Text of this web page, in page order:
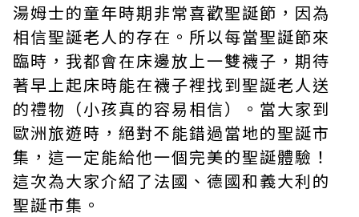
湯姆士的童年時期非常喜歡聖誕節，因為
相信聖誕老人的存在。所以每當聖誕節來
臨時，我都會在床邊放上一雙襪子，期待
著早上起床時能在襪子裡找到聖誕老人送
的禮物（小孩真的容易相信）。當大家到
歐洲旅遊時，絕對不能錯過當地的聖誕市
集，這一定能給他一個完美的聖誕體驗！
這次為大家介紹了法國、德國和義大利的
聖誕市集。